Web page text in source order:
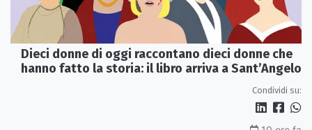
Dieci donne di oggi raccontano dieci donne che
hanno fatto la storia: il libro arriva a Sant’Angelo
Condividi su: